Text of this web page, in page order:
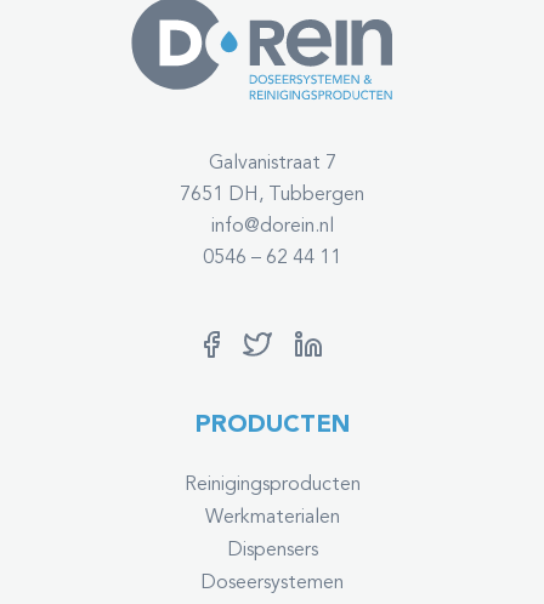
Galvanistraat 7
7651 DH, Tubbergen
info@dorein.nl
0546 – 62 44 11
PRODUCTEN
Reinigingsproducten
Werkmaterialen
Dispensers
Doseersystemen